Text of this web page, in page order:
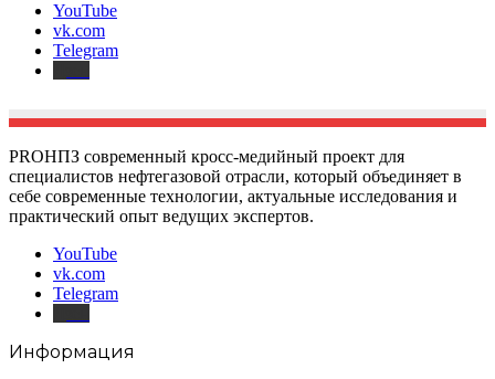
YouTube
vk.com
Telegram
PROНПЗ современный кросс-медийный проект для
специалистов нефтегазовой отрасли, который объединяет в
себе современные технологии, актуальные исследования и
практический опыт ведущих экспертов.
YouTube
vk.com
Telegram
Информация